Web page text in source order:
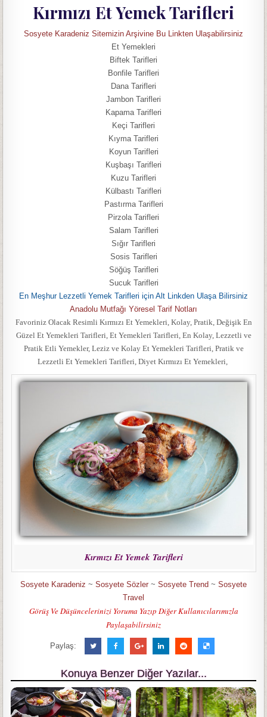
Kırmızı Et Yemek Tarifleri
Sosyete Karadeniz Sitemizin Arşivine Bu Linkten Ulaşabilirsiniz
Et Yemekleri
Biftek Tarifleri
Bonfile Tarifleri
Dana Tarifleri
Jambon Tarifleri
Kapama Tarifleri
Keçi Tarifleri
Kıyma Tarifleri
Koyun Tarifleri
Kuşbaşı Tarifleri
Kuzu Tarifleri
Külbastı Tarifleri
Pastırma Tarifleri
Pirzola Tarifleri
Salam Tarifleri
Sığır Tarifleri
Sosis Tarifleri
Söğüş Tarifleri
Sucuk Tarifleri
En Meşhur Lezzetli Yemek Tarifleri için Alt Linkden Ulaşa Bilirsiniz
Anadolu Mutfağı Yöresel Tarif Notları
Favoriniz Olacak Resimli Kırmızı Et Yemekleri, Kolay, Pratik, Değişik En
Güzel Et Yemekleri Tarifleri, Et Yemekleri Tarifleri, En Kolay, Lezzetli ve
Pratik Etli Yemekler, Leziz ve Kolay Et Yemekleri Tarifleri, Pratik ve
Lezzetli Et Yemekleri Tarifleri, Diyet Kırmızı Et Yemekleri,
Kırmızı Et Yemek Tarifleri
Sosyete Karadeniz ~ Sosyete Sözler ~ Sosyete Trend ~ Sosyete
Travel
Görüş Ve Düşüncelerinizi Yoruma Yazıp Diğer Kullanıcılarımızla
Paylaşabilirsiniz
Paylaş:
Konuya Benzer Diğer Yazılar...